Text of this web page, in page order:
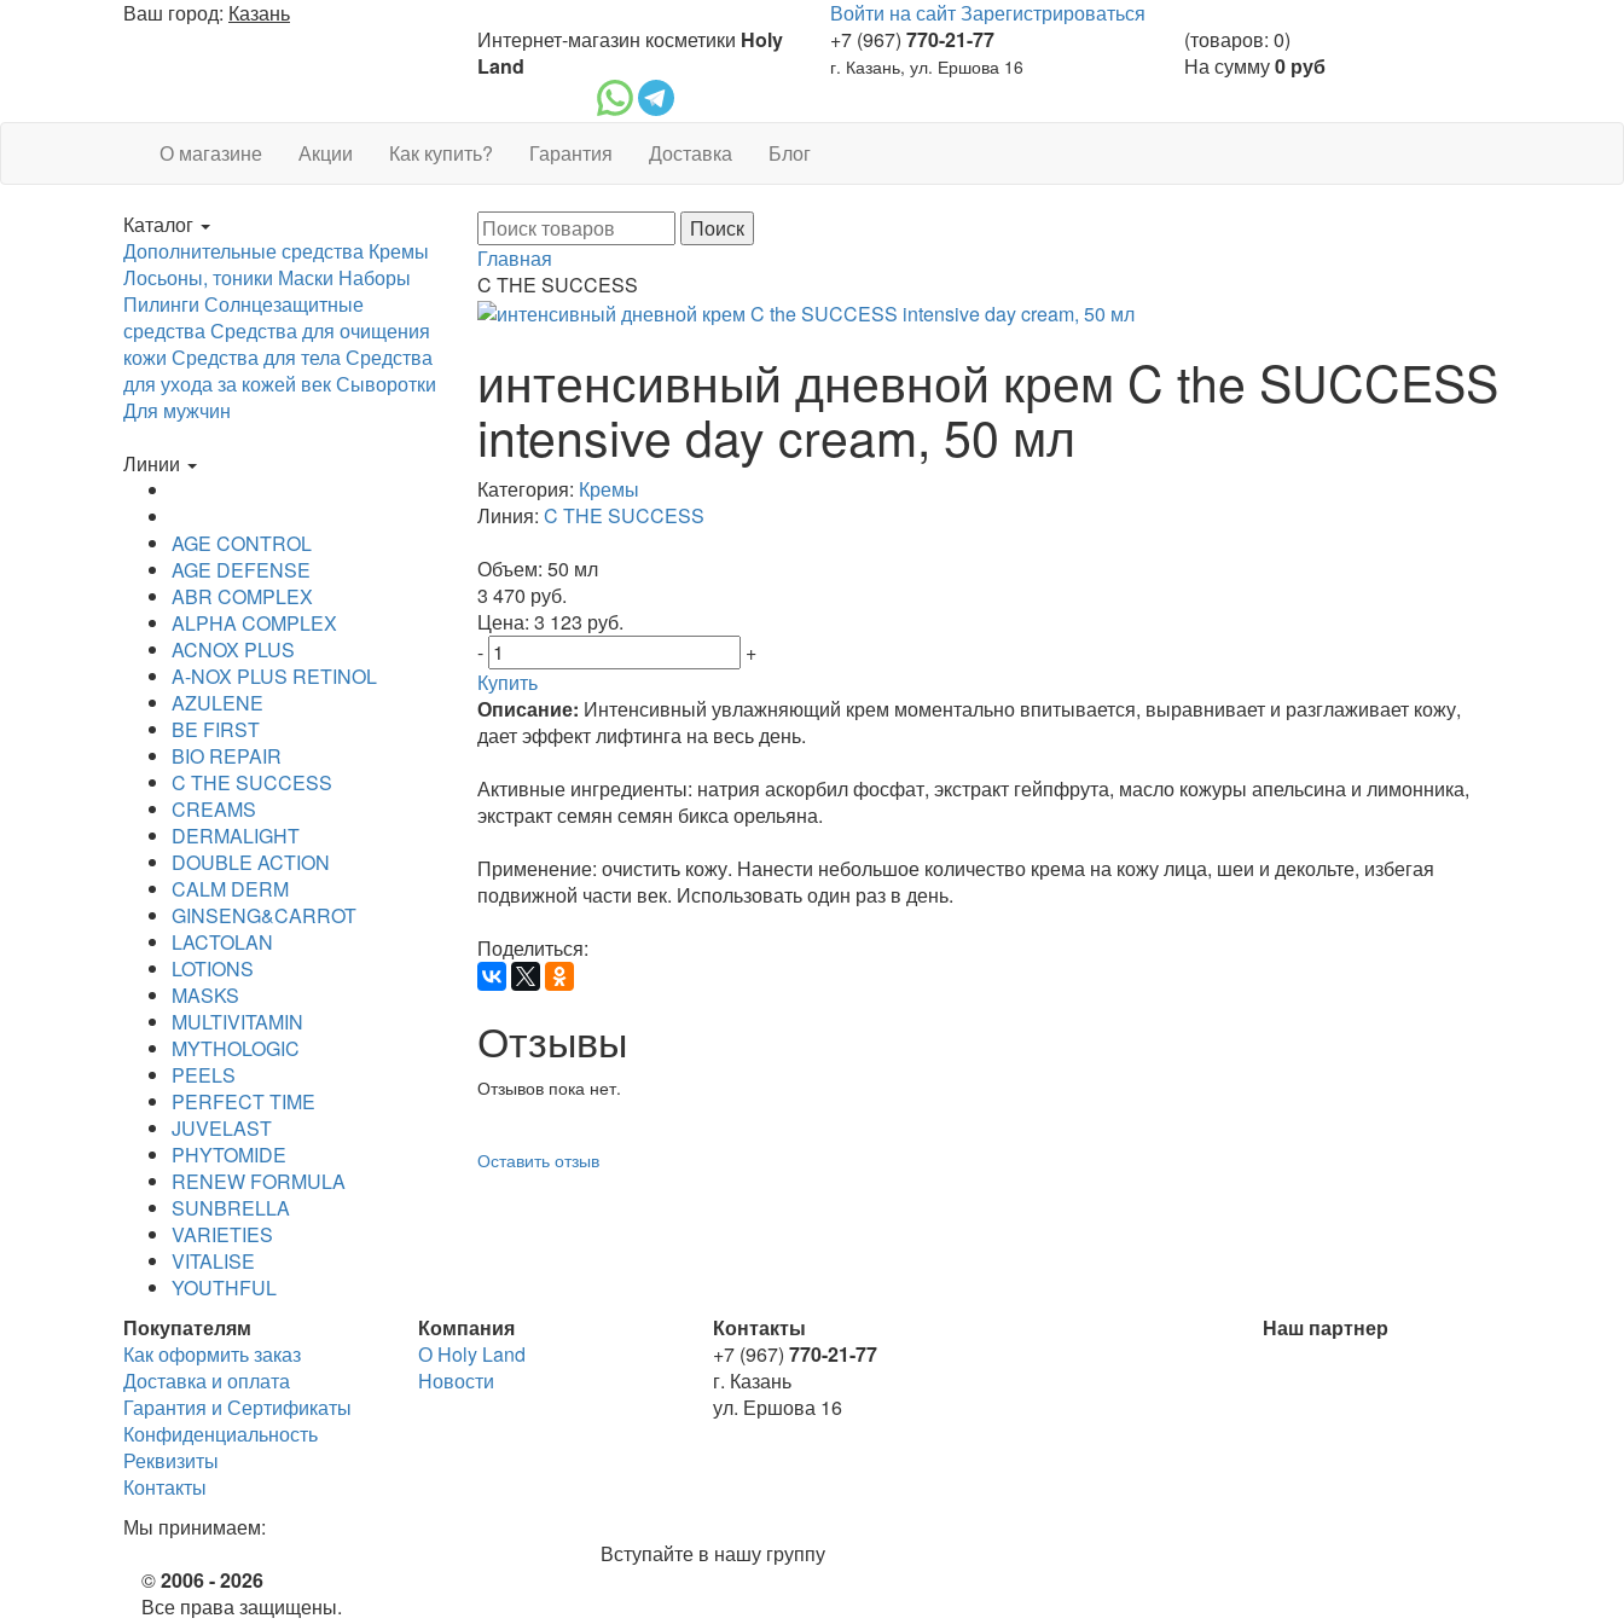
Ваш город: Казань Войти на сайтЗарегистрироваться
Интернет-магазин косметики Holy
Land
+7 (967) 770-21-77
г. Казань, ул. Ершова 16
(товаров: 0)
На сумму0 руб
О магазине Акции Как купить? Гарантия Доставка Блог
Каталог
Дополнительные средства Кремы
Лосьоны, тоники Маски Наборы
Пилинги Солнцезащитные
средстваСредства для очищения
кожи Средства для телаСредства
для ухода за кожей векСыворотки
Для мужчин
Линии
AGE CONTROL
AGE DEFENSE
ABR COMPLEX
ALPHA COMPLEX
ACNOX PLUS
A-NOX PLUS RETINOL
AZULENE
BE FIRST
BIO REPAIR
C THE SUCCESS
CREAMS
DERMALIGHT
DOUBLE ACTION
CALM DERM
GINSENG&CARROT
LACTOLAN
LOTIONS
MASKS
MULTIVITAMIN
MYTHOLOGIC
PEELS
PERFECT TIME
JUVELAST
PHYTOMIDE
RENEW FORMULA
SUNBRELLA
VARIETIES
VITALISE
YOUTHFUL
Главная
C THE SUCCESS
интенсивный дневной крем C the SUCCESS
intensive day cream, 50 мл
Категория: Кремы
Линия: C THE SUCCESS
Объем: 50 мл
3 470 руб.
Цена: 3 123 руб.
-
+
Купить
Описание: Интенсивный увлажняющий крем моментально впитывается, выравнивает и разглаживает кожу,
дает эффект лифтинга на весь день.
Активные ингредиенты: натрия аскорбил фосфат, экстракт гейпфрута, масло кожуры апельсина и лимонника,
экстракт семян семян бикса орельяна.
Применение: очистить кожу. Нанести небольшое количество крема на кожу лица, шеи и декольте, избегая
подвижной части век. Использовать один раз в день.
Поделиться:
Отзывы
Отзывов пока нет.
Оставить отзыв
Покупателям
Как оформить заказ
Доставка и оплата
Гарантия и Сертификаты
Конфиденциальность
Реквизиты
Контакты
Компания
О Holy Land
Новости
Мы принимаем:
Контакты
+7 (967) 770-21-77
г. Казань
ул. Ершова 16
Наш партнер
©2006 - 2026
Все права защищены.
Вступайте в нашу группу